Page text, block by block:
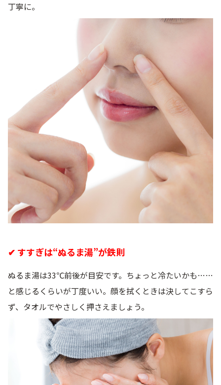
丁寧に。
✔ すすぎは“ぬるま湯”が鉄則
ぬるま湯は33℃前後が目安です。ちょっと冷たいかも……
と感じるくらいが丁度いい。顔を拭くときは決してこすら
ず、タオルでやさしく押さえましょう。